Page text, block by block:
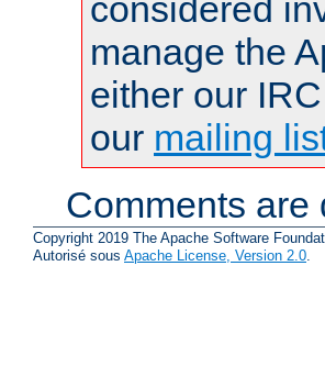
considered
manage the
either our
our mailing
Comments are
Copyright 2019 The Apache Software
Autorisé sous Apache License, Version 2.0.